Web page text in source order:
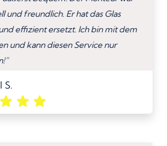
und freundlich. Er hat das Glas
effizient ersetzt. Ich bin mit dem
und kann diesen Service nur
S.